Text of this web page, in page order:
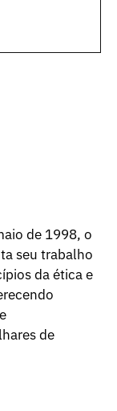
de 1998, o
seu trabalho
da ética e
de